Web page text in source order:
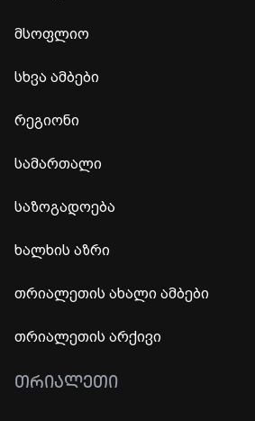
მსოფლიო
სხვა ამბები
რეგიონი
სამართალი
საზოგადოება
ხალხის აზრი
თრიალეთის ახალი ამბები
თრიალეთის არქივი
ᲗᲠᲘᲐᲚᲔᲗᲘ